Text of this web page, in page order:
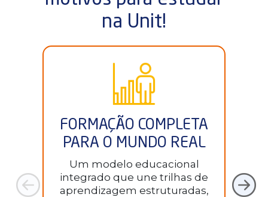
na Unit!
FORMAÇÃO COMPLETA
PARA O MUNDO REAL
Um modelo educacional
integrado que une trilhas de
aprendizagem estruturadas,